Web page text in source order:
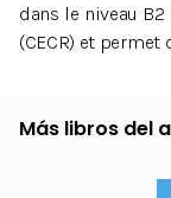
dans le niveau
(CECR) et permet
Más libros del